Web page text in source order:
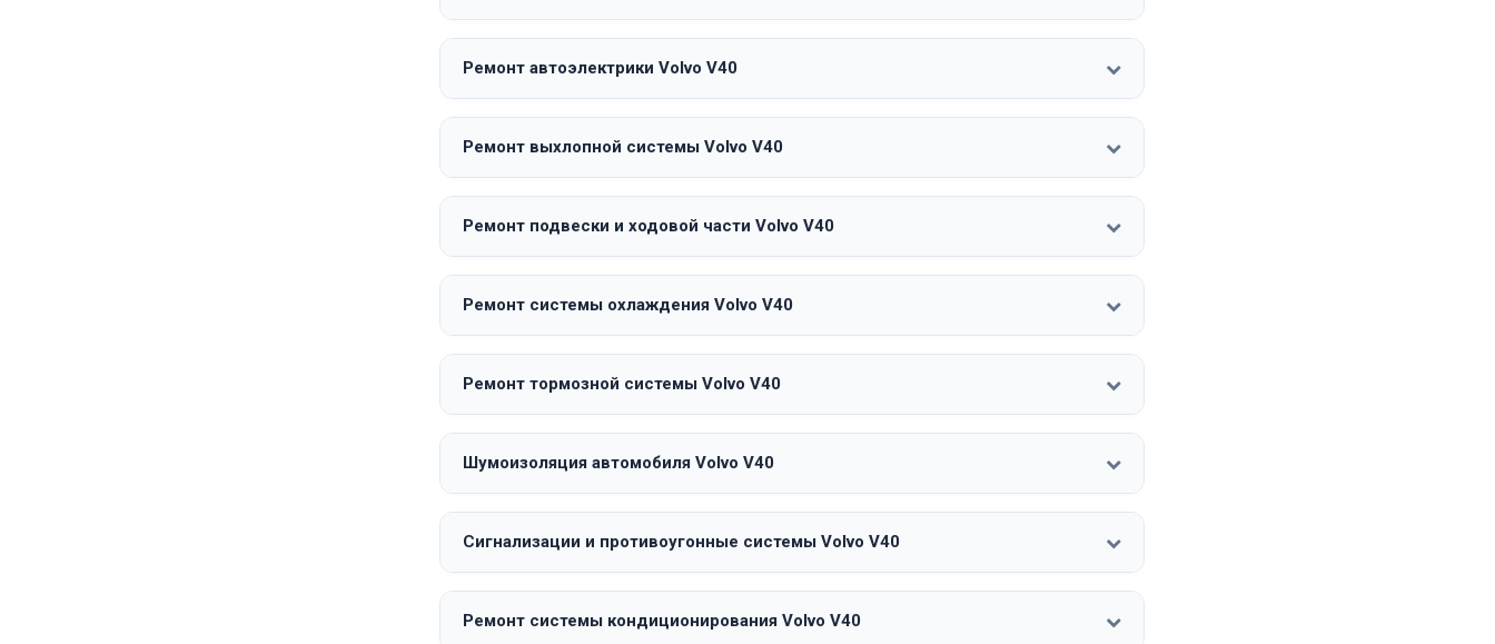
Ремонт автоэлектрики Volvo V40
Ремонт выхлопной системы Volvo V40
Ремонт подвески и ходовой части Volvo V40
Ремонт системы охлаждения Volvo V40
Ремонт тормозной системы Volvo V40
Шумоизоляция автомобиля Volvo V40
Сигнализации и противоугонные системы Volvo V40
Ремонт системы кондиционирования Volvo V40